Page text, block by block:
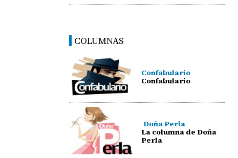
COLUMNAS
Confabulario
Confabulario
Doña Perla
La columna de Doña
Perla